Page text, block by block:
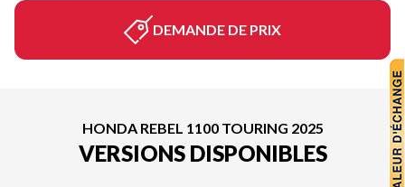
DEMANDE DE PRIX
HONDA REBEL 1100 TOURING 2025
VERSIONS DISPONIBLES